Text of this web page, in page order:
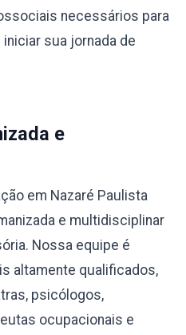
necessários para
sua jornada de
e
em Nazaré Paulista
e multidisciplinar
Nossa equipe é
altamente qualificados,
psicólogos,
ocupacionais e